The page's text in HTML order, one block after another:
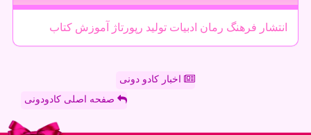
انتشار فرهنگ رمان ادبیات تولید رپورتاژ آموزش كتاب
اخبار کادو دونی
صفحه اصلی کادودونی